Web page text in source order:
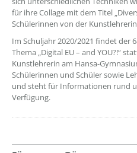
für ihre Collage mit dem Titel
Schülerinnen von der
Im Schuljahr 2020/2021 findet der
Thema „Digital EU – and YOU?!“
Kunstlehrerin am Hansa-
Schülerinnen und Schüler sowie
und steht für Informationen rund
Verfügung.